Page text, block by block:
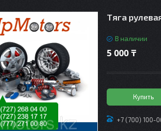
Тяга
В наличии
5 000 ₸
Купить
+7 (700) 100-